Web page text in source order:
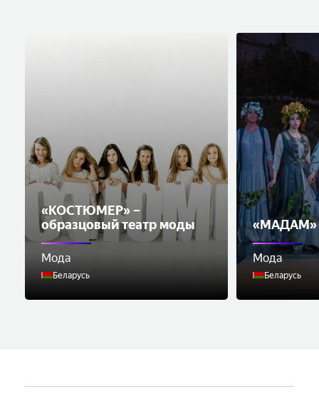
«КОСТЮМЕР» –
образцовый театр моды
Мода
Беларусь
«МАДАМ»
Мода
Беларусь